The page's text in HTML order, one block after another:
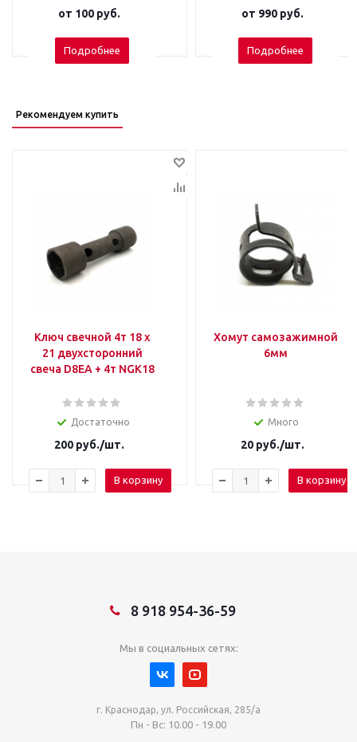
от 100 руб.
Подробнее
от 990 руб.
Подробнее
Рекомендуем купить
Ключ свечной 4т 18 х
21 двухсторонний
свеча D8EA + 4т NGK18
Достаточно
200 руб./шт.
В корзину
Хомут самозажимной
6мм
Много
20 руб./шт.
В корзину
8 918 954-36-59
Мы в социальных сетях:
г. Краснодар, ул. Российская, 285/а
Пн - Вс: 10.00 - 19.00